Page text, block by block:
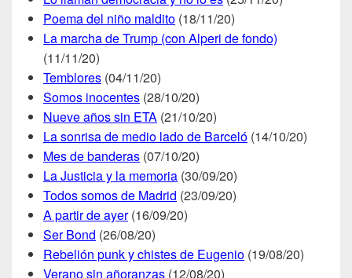
Poema del niño maldito (18/11/20)
La marcha de Trump (con Alperi de fondo)
(11/11/20)
Temblores (04/11/20)
Somos inocentes (28/10/20)
Nueve años sin ETA (21/10/20)
La sonrisa de medio lado de Barceló (14/10/20)
Mes de banderas (07/10/20)
La Justicia y la memoria (30/09/20)
Todos somos de Madrid (23/09/20)
A partir de ayer(16/09/20)
Ser Bond (26/08/20)
Rebelión punk y chistes de Eugenio (19/08/20)
Verano sin añoranzas (12/08/20)